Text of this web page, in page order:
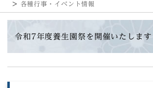
> 各種行事・イベント情報
令和7年度養生園祭を開催いたします